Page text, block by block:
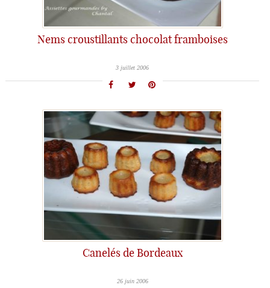
Nems croustillants chocolat framboises
3 juillet 2006
Canelés de Bordeaux
26 juin 2006